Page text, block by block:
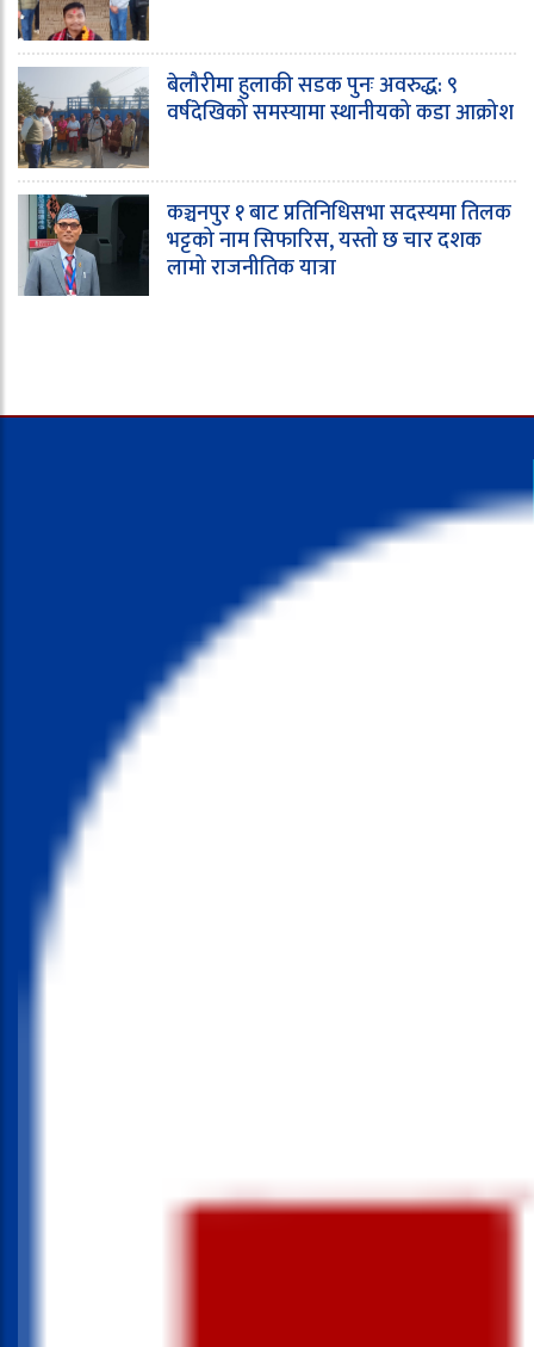
बेलौरीमा हुलाकी सडक पुनः अवरुद्ध: ९
वर्षदेखिको समस्यामा स्थानीयको कडा आक्रोश
कञ्चनपुर १ बाट प्रतिनिधिसभा सदस्यमा तिलक
भट्टको नाम सिफारिस, यस्तो छ चार दशक
लामो राजनीतिक यात्रा